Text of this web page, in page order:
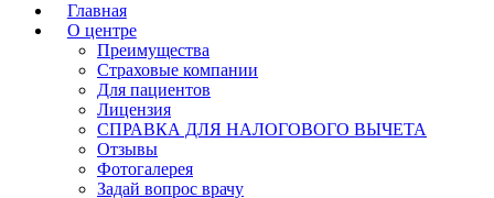
Главная
О центре
Преимущества
Страховые компании
Для пациентов
Лицензия
СПРАВКА ДЛЯ НАЛОГОВОГО ВЫЧЕТА
Отзывы
Фотогалерея
Задай вопрос врачу